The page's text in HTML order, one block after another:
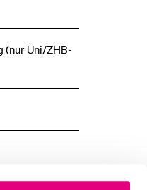
­(nur Uni/ZHB-